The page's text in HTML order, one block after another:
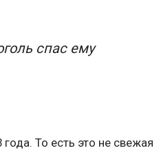
спас ему
То есть это не свежая